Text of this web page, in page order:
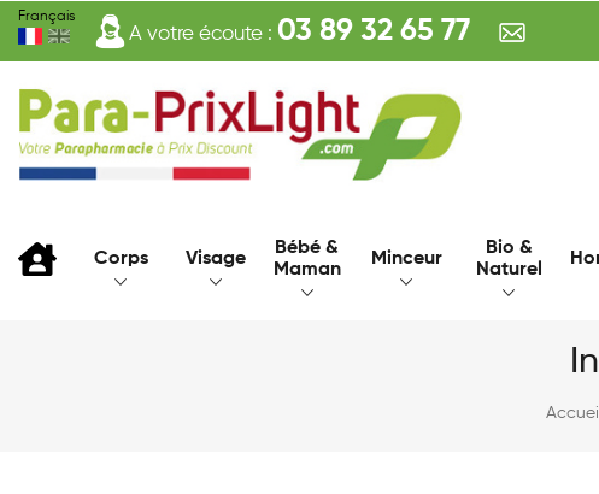
Français
A votre écoute : 03 89 32 65 77
Corps Visage
Bébé &
Maman
Minceur
Bio &
Naturel
Accueil